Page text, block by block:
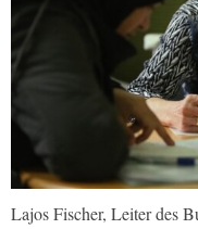
Lajos Fischer, Leiter des